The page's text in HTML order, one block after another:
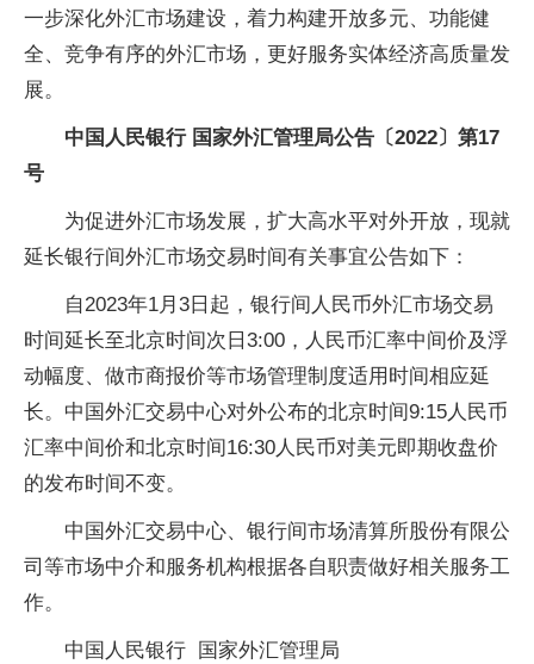
一步深化外汇市场建设，着力构建开放多元、功能健
全、竞争有序的外汇市场，更好服务实体经济高质量发
展。
中国人民银行 国家外汇管理局公告〔2022〕第17
号
为促进外汇市场发展，扩大高水平对外开放，现就
延长银行间外汇市场交易时间有关事宜公告如下：
自2023年1月3日起，银行间人民币外汇市场交易
时间延长至北京时间次日3:00，人民币汇率中间价及浮
动幅度、做市商报价等市场管理制度适用时间相应延
长。中国外汇交易中心对外公布的北京时间9:15人民币
汇率中间价和北京时间16:30人民币对美元即期收盘价
的发布时间不变。
中国外汇交易中心、银行间市场清算所股份有限公
司等市场中介和服务机构根据各自职责做好相关服务工
作。
中国人民银行 国家外汇管理局